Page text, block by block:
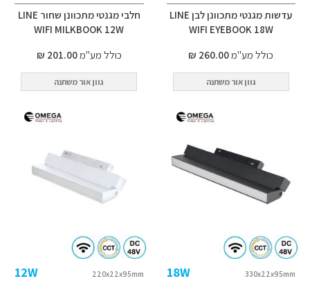
עדשות מגנטי מתכוונן לבן LINE
WIFI EYEBOOK 18W
כולל מע"מ260.00 ₪
גוון אור משתנה
חלבי מגנטי מתכוונן שחור LINE
WIFI MILKBOOK 12W
כולל מע"מ201.00 ₪
גוון אור משתנה
330x22x95mm
18W
220x22x95mm
12W